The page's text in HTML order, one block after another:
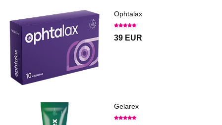
Ophtalax
39 EUR
Gelarex